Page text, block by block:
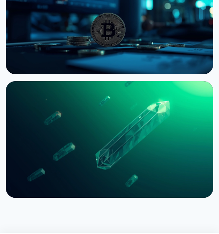
7 августа 2026 г.4 мин чтения
Bernstein предупреждает об обвале
крипторынка из-за провала CLARITY Act в